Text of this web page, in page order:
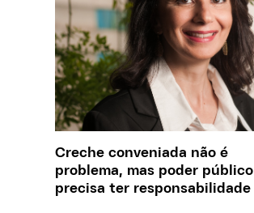
Creche conveniada não é
problema, mas poder público
precisa ter responsabilidade